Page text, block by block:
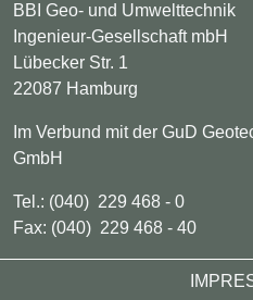
BBI Geo- und Umwelttechnik
Ingenieur-Gesellschaft mbH
Lübecker Str. 1
22087 Hamburg
Im Verbund mit der GuD
GmbH
Tel.: (040) 229 468 - 0
Fax: (040) 229 468 - 40
Footer